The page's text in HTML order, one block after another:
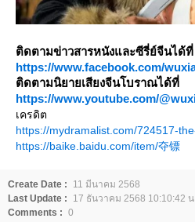
ติดตามข่าวสารหนังและซีรี่ย์จีนได้ที่
https://www.facebook.com/
ติดตามนิยายเสียงจีนโบราณได้ที่
https://www.youtube.com/
เครดิต
https://mydramalist.com/724517-
https://baike.baidu.com/item/夺镖
Create Date :
11 มีนาคม 2568
Last Update :
17 ธันวาคม 2568 10:10:42 น.
Comments : 0